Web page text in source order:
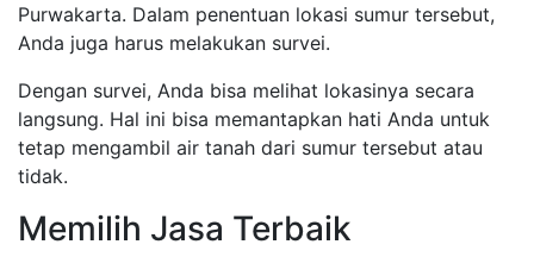
Purwakarta. Dalam penentuan lokasi sumur tersebut,
Anda juga harus melakukan survei.
Dengan survei, Anda bisa melihat lokasinya secara
langsung. Hal ini bisa memantapkan hati Anda untuk
tetap mengambil air tanah dari sumur tersebut atau
tidak.
Memilih Jasa Terbaik